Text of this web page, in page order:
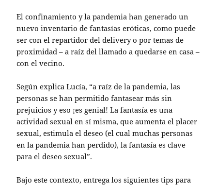
El confinamiento y la pandemia han generado un
nuevo inventario de fantasías eróticas, como puede
ser con el repartidor del delivery o por temas de
proximidad – a raíz del llamado a quedarse en casa –
con el vecino.
Según explica Lucía, “a raíz de la pandemia, las
personas se han permitido fantasear más sin
prejuicios y eso ¡es genial! La fantasía es una
actividad sexual en sí misma, que aumenta el placer
sexual, estimula el deseo (el cual muchas personas
en la pandemia han perdido), la fantasía es clave
para el deseo sexual”.
Bajo este contexto, entrega los siguientes tips para